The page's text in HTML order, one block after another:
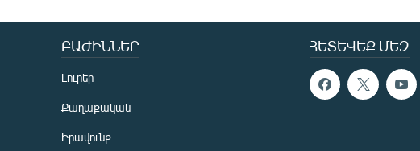
ՀԵՏԵՎԵՔ ՄԵԶ
ԲԱԺԻՆՆԵՐ
Լուրեր
Քաղաքական
Իրավունք